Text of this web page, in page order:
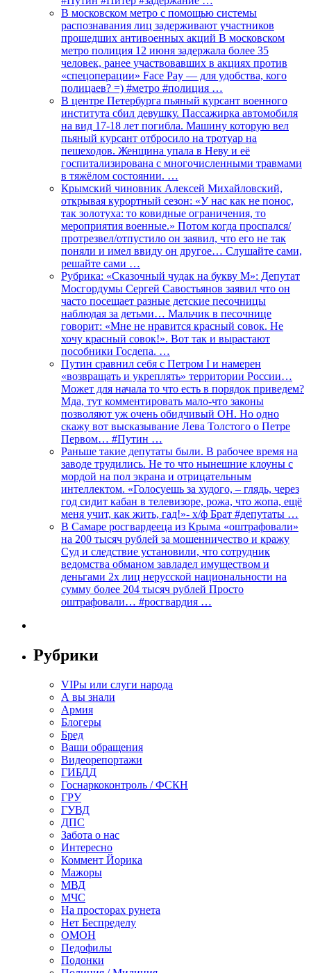
В московском метро с помощью системы
распознавания лиц задерживают участников
прошедших антивоенных акций В московском
метро полиция 12 июня задержала более 35
человек, ранее участвовавших в акциях против
«спецоперации» Face Pay — для удобства, кого
полицаев? =) #метро #полиция …
В центре Петербурга пьяный курсант военного
института сбил девушку. Пассажирка автомобиля
на вид 17-18 лет погибла. Машину которую вел
пьяный курсант отбросило на тротуар на
пешеходов. Женщина упала в Неву и её
госпитализирована с многочисленными травмами
в тяжёлом состоянии. …
Крымский чиновник Алексей Михайловский,
открывая курортный сезон: «У нас как не понос,
так золотуха: то ковидные ограничения, то
мероприятия военные.» Потом когда проспался/
протрезвел/отпустило он заявил, что его не так
поняли и имел ввиду он другое… Слушайте сами,
решайте сами …
Рубрика: «Сказочный чудак на букву М»: Депутат
Мосгордумы Сергей Савостьянов заявил что он
часто посещает разные детские песочницы
наблюдая за детьми… Мальчик в песочнице
говорит: «Мне не нравится красный совок. Не
хочу красный совок!». Вот так и вырастают
пособники Госдепа. …
Путин сравнил себя с Петром I и намерен
«возвращать и укреплять» территории России…
Может для начала то что есть в порядок приведем?
Мда, тут комментировать мало-что законы
позволяют уж очень обидчивый ОН. Но одно
скажу вот высказывание Лева Толстого о Петре
Первом… #Путин …
Раньше такие депутаты были. В рабочее время на
заводе трудились. Не то что нынешние клоуны с
мордой на пол экрана и отрицательным
интеллектом. «Голосуешь за худого, – глядь, через
год сидит кабан в телевизоре, рожа, что жопа, ещё
меня учит, как жить, гад!»- х/ф Брат #депутаты …
В Самаре росгвардееца из Крыма «оштрафовали»
на 200 тысяч рублей за мошенничество и кражу
Суд и следствие установили, что сотрудник
ведомства обманом завладел имуществом и
деньгами 2х лиц нерусской национальности на
сумму более 204 тысяч рублей Просто
оштрафовали… #росгвардия …
Рубрики
VIPы или слуги народа
А вы знали
Армия
Блогеры
Бред
Ваши обращения
Видеорепортажи
ГИБДД
Госнаркоконтроль / ФСКН
ГРУ
ГУВД
ДПС
Забота о нас
Интересно
Коммент Йорика
Мажоры
МВД
МЧС
На просторах рунета
Нет Беспределу
ОМОН
Педофилы
Подонки